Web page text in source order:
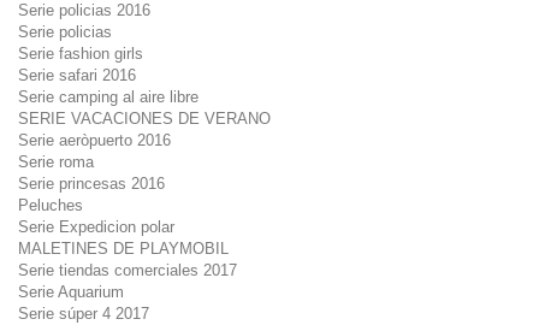
Serie policias 2016
Serie policias
Serie fashion girls
Serie safari 2016
Serie camping al aire libre
SERIE VACACIONES DE VERANO
Serie aeròpuerto 2016
Serie roma
Serie princesas 2016
Peluches
Serie Expedicion polar
MALETINES DE PLAYMOBIL
Serie tiendas comerciales 2017
Serie Aquarium
Serie súper 4 2017